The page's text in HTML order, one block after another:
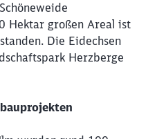
Hektar großen Areal ist
Die Eidechsen
Herzberge